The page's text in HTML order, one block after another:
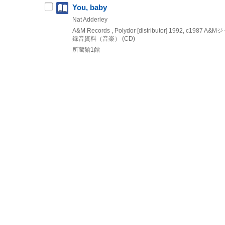
You, baby
Nat Adderley
A&M Records , Polydor [distributor] 1992, c1987 A&Mジ
録音資料（音楽） (CD)
所蔵館1館